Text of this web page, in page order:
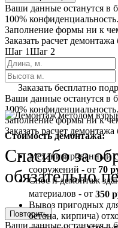
Ваши данные останутся в
100% конфиденциальность.
Заполнение формы ни к
Заказать расчет демонтажа
Шаг 1Шаг 2
Заказать бесплатно
Ваши данные останутся в
100% конфиденциальность.
Заполнение формы ни к
Заказать расчет демонтажа
Спасибо за
обязательно
Повторить
Ваши данные останутся в
Стоимость демонтажа:
Механизированный
сооружений - от 70
Снос и демонтаж
материалов - от 350
Вывоз пригодных
бетона, кирпича)